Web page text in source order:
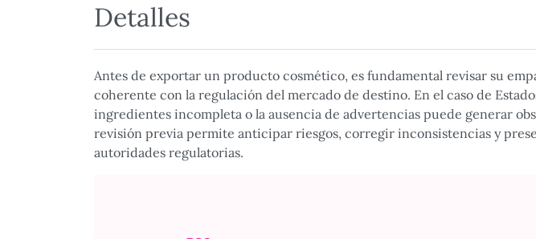
Detalles
Antes de exportar un producto cosmético, es fundamental revisar su
coherente con la regulación del mercado de destino. En el caso de
ingredientes incompleta o la ausencia de advertencias puede generar
revisión previa permite anticipar riesgos, corregir inconsistencias y
autoridades regulatorias.